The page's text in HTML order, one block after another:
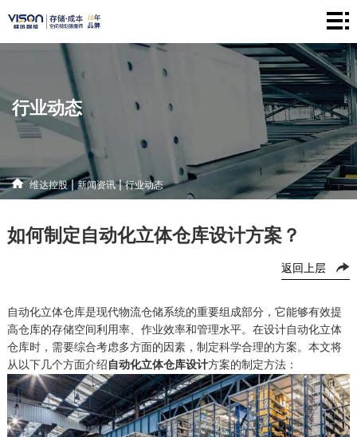
维
心
闻
资
讯
解
决
方
联
系
式
行业动态
维达控股|新闻资讯|行业动态
如何制定自动化立体仓库设计方案？
返回上层
自动化立体仓库是现代物流仓储系统的重要组成部分，它能够有效提
高仓库的存储空间利用率、作业效率和管理水平。在设计自动化立体
仓库时，需要综合考虑多方面的因素，制定科学合理的方案。本文将
从以下几个方面介绍 自动化立体仓库设计方案的制定方法：